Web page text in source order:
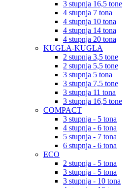
3 stupnja 16,5 tone
4 stupnja 7 tona
4 stupnja 10 tona
4 stupnja 14 tona
4 stupnja 20 tona
KUGLA-KUGLA
2 stupnja 3,5 tone
2 stupnja 5,5 tone
3 stupnja 5 tona
3 stupnja 7,5 tone
3 stupnja 11 tona
3 stupnja 16,5 tone
COMPACT
3 stupnja - 5 tona
4 stupnja - 6 tona
5 stupnja - 7 tona
6 stupnja - 6 tona
ECO
2 stupnja - 5 tona
3 stupnja - 5 tona
3 stupnja - 10 tona